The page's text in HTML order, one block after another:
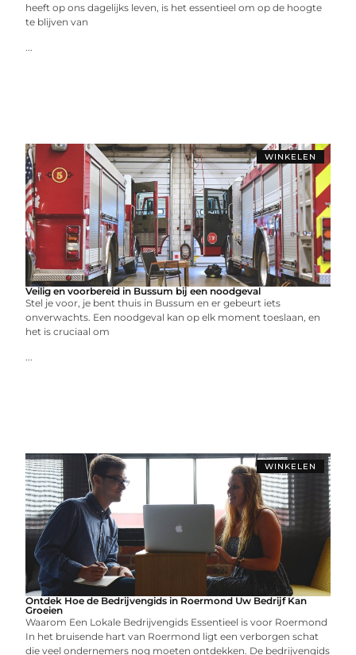
heeft op ons dagelijks leven, is het essentieel om op de hoogte
te blijven van
...
WINKELEN
Veilig en voorbereid in Bussum bij een noodgeval
Stel je voor, je bent thuis in Bussum en er gebeurt iets
onverwachts. Een noodgeval kan op elk moment toeslaan, en
het is cruciaal om
...
WINKELEN
Ontdek Hoe de Bedrijvengids in Roermond Uw Bedrijf Kan
Groeien
Waarom Een Lokale Bedrijvengids Essentieel is voor Roermond
In het bruisende hart van Roermond ligt een verborgen schat
die veel ondernemers nog moeten ontdekken. De bedrijvengids